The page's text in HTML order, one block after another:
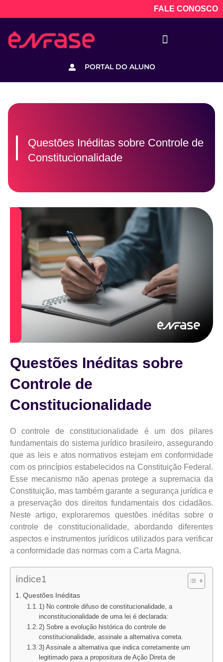
FALE CONOSCO
PORTAL DO ALUNO
Questões Inéditas sobre Controle de
Constitucionalidade
Questões Inéditas sobre
Controle de
Constitucionalidade
O controle de constitucionalidade é um dos pilares
fundamentais do sistema jurídico brasileiro, assegurando
que as leis e atos normativos estejam em conformidade
com os princípios estabelecidos na Constituição Federal.
Esse mecanismo não apenas protege a supremacia da
Constituição, mas também garante a segurança jurídica e
a preservação dos direitos fundamentais dos cidadãos.
Neste artigo, exploraremos questões inéditas sobre o
controle de constitucionalidade, abordando diferentes
aspectos e instrumentos jurídicos utilizados para verificar
a conformidade das normas com a Carta Magna.
índice1
Questões Inéditas
1) No controle difuso de constitucionalidade, a
inconstitucionalidade de uma lei é declarada:
2) Sobre a evolução histórica do controle de
constitucionalidade, assinale a alternativa correta.
3) Assinale a alternativa que indica corretamente um
legitimado para a propositura de Ação Direta de